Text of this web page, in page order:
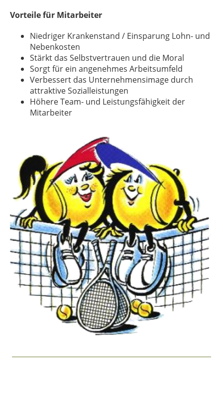
Vorteile für Mitarbeiter
Niedriger Krankenstand / Einsparung Lohn- und
Nebenkosten
Stärkt das Selbstvertrauen und die Moral
Sorgt für ein angenehmes Arbeitsumfeld
Verbessert das Unternehmensimage durch
attraktive Sozialleistungen
Höhere Team- und Leistungsfähigkeit der
Mitarbeiter